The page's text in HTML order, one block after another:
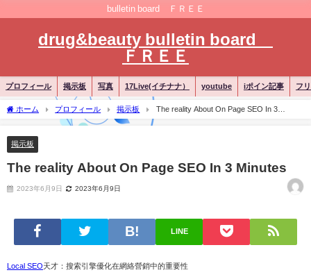
bulletin board ＦＲＥＥ
drug&beauty bulletin board
ＦＲＥＥ
プロフィール 掲示板 写真 17Live(イチナナ） youtube iポイン記事 フ
ホーム プロフィール 掲示板
The reality About On Page SEO In 3
掲示板
The reality About On Page SEO In 3 Minutes
2023年6月9日 2023年6月9日
LINE
Local SEO天才：搜索引擎優化在網絡營銷中的重要性